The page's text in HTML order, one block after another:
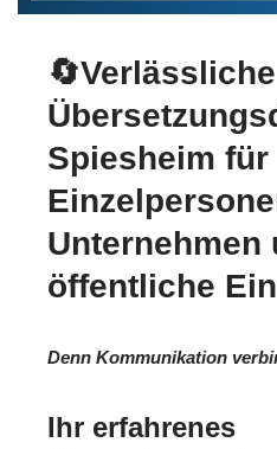
🔄Verlässliche
Spiesheim für
Unternehmen
öffentliche
Denn Kommunikation
Ihr erfahrenes